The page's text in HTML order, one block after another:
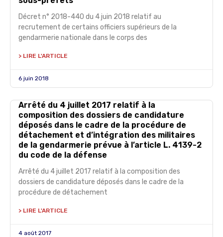
Décret n° 2018-440 du 4 juin 2018 relatif au
recrutement de certains officiers supérieurs de la
gendarmerie nationale dans le corps des
> LIRE L'ARTICLE
6 juin 2018
Arrêté du 4 juillet 2017 relatif à la
composition des dossiers de candidature
déposés dans le cadre de la procédure de
détachement et d’intégration des militaires
de la gendarmerie prévue à l’article L. 4139-2
du code de la défense
Arrêté du 4 juillet 2017 relatif à la composition des
dossiers de candidature déposés dans le cadre de la
procédure de détachement
> LIRE L'ARTICLE
4 août 2017